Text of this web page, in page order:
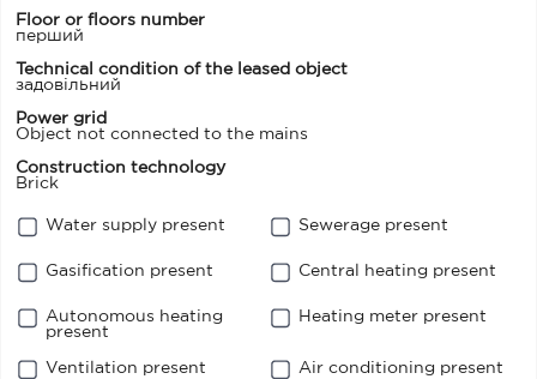
Floor or floors number
перший
Technical condition of the leased object
задовільний
Power grid
Object not connected to the mains
Construction technology
Brick
Water supply present Sewerage present
Gasification present Central heating present
Autonomous heating
present
Heating meter present
Ventilation present Air conditioning present